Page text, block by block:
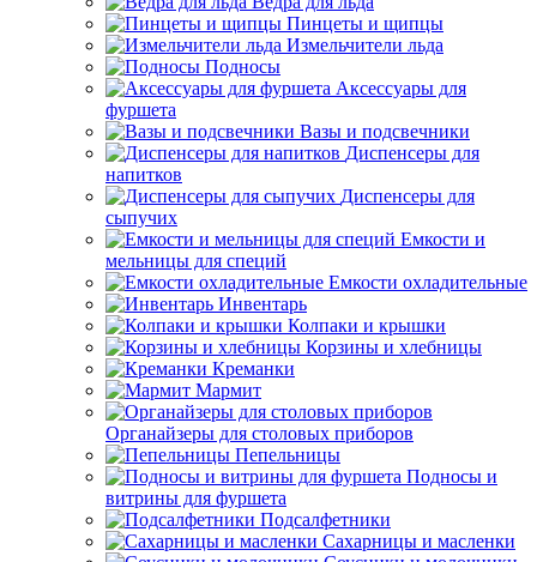
Пинцеты и щипцы
Измельчители льда
Подносы
Аксессуары для
фуршета
Вазы и подсвечники
Диспенсеры для
напитков
Диспенсеры для
сыпучих
Емкости и
мельницы для специй
Емкости охладительные
Инвентарь
Колпаки и крышки
Корзины и хлебницы
Креманки
Мармит
Органайзеры для столовых приборов
Пепельницы
Подносы и
витрины для фуршета
Подсалфетники
Сахарницы и масленки